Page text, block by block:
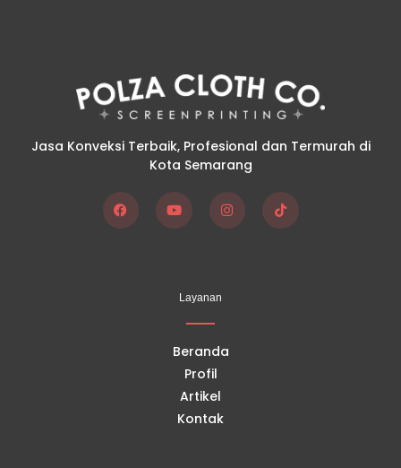
Jasa Konveksi Terbaik, Profesional dan Termurah di
Kota Semarang
F
a
Y
o
I
n
T
i
Layanan
Beranda
Profil
Artikel
Kontak